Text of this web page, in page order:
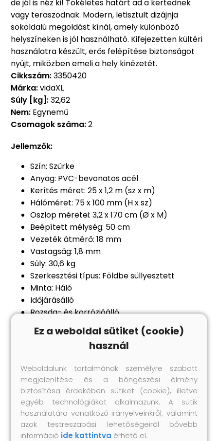
de jól is néz ki! Tökéletes határt ad a kertednek
vagy teraszodnak. Modern, letisztult dizájnja
sokoldalú megoldást kínál, amely különböző
helyszíneken is jól használható. Kifejezetten kültéri
használatra készült, erős felépítése biztonságot
nyújt, miközben emeli a hely kinézetét.
Cikkszám:3350420
Márka:vidaXL
Súly [kg]:32,62
Nem: Egynemű
Csomagok száma:2
Jellemzők:
Szín: Szürke
Anyag: PVC-bevonatos acél
Kerítés méret: 25 x 1,2 m (sz x m)
Hálóméret: 75 x 100 mm (H x sz)
Oszlop méretei: 3,2 x 170 cm (Ø x M)
Beépített mélység: 50 cm
Vezeték átmérő: 18 mm
Vastagság: 1,8 mm
Súly: 30,6 kg
Szerkesztési típus: Földbe süllyesztett
Minta: Háló
Időjárásálló
Rozsda- és korrózióálló
Csak kültéri használatra
Összeszerelés szükséges: Igen
1 x Hegesztett drótkerítés: 25 x 1,2 m (Sz x M)
11 x Oszlop: 3,2 x 170 cm (Ø x M)
2 x Sarokoszlop: 3,2 x 170 cm (Ø x M)
11 x Műanyag kupak
33 x Műanyag feszítő drót tartó
2 x Sarokoszlop kupak
Ez a weboldal sütiket (cookie)
használ
Weboldalunk tartalmának személyre szabott
megjelenítése és a böngészési élmény
biztosítása érdekében sütiket (cookie), illetve
egyéb technológiákat alkalmazunk. A sütik
használatára vonatkozó irányelveinkről, valamint
azok testreszabási lehetőségeiről bővebb
információ ide kattintva érhető el.